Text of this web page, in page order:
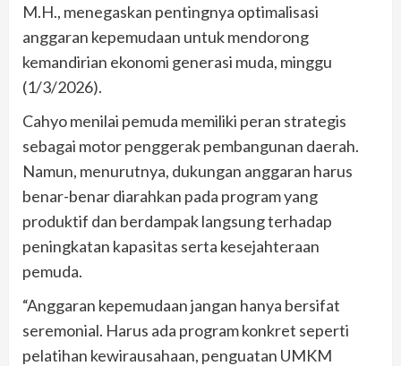
M.H., menegaskan pentingnya optimalisasi
anggaran kepemudaan untuk mendorong
kemandirian ekonomi generasi muda, minggu
(1/3/2026).
Cahyo menilai pemuda memiliki peran strategis
sebagai motor penggerak pembangunan daerah.
Namun, menurutnya, dukungan anggaran harus
benar-benar diarahkan pada program yang
produktif dan berdampak langsung terhadap
peningkatan kapasitas serta kesejahteraan
pemuda.
“Anggaran kepemudaan jangan hanya bersifat
seremonial. Harus ada program konkret seperti
pelatihan kewirausahaan, penguatan UMKM